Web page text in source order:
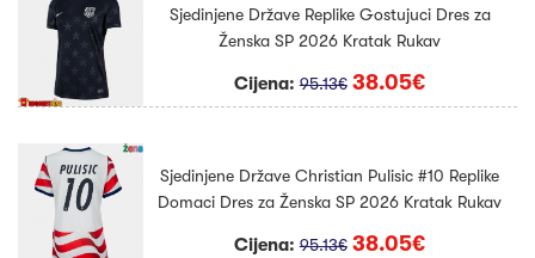
Sjedinjene Države Replike Gostujuci Dres za
Ženska SP 2026 Kratak Rukav
Cijena:95.13€ 38.05€
Sjedinjene Države Christian Pulisic #10 Replike
Domaci Dres za Ženska SP 2026 Kratak Rukav
Cijena:95.13€ 38.05€